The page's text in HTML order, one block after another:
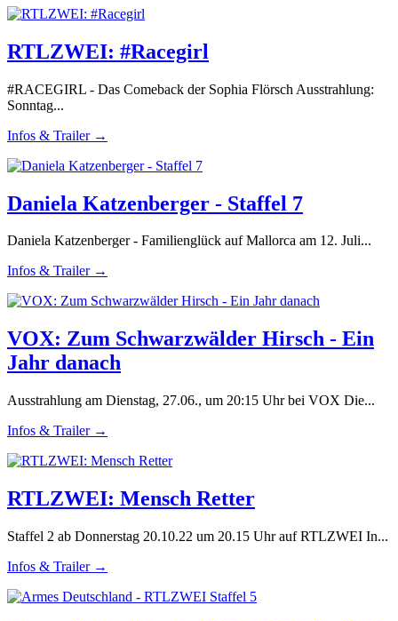
RTLZWEI: #Racegirl
#RACEGIRL - Das Comeback der Sophia Flörsch Ausstrahlung:
Sonntag...
Infos & Trailer →
Daniela Katzenberger - Staffel 7
Daniela Katzenberger - Familienglück auf Mallorca am 12. Juli...
Infos & Trailer →
VOX: Zum Schwarzwälder Hirsch - Ein
Jahr danach
Ausstrahlung am Dienstag, 27.06., um 20:15 Uhr bei VOX Die...
Infos & Trailer →
RTLZWEI: Mensch Retter
Staffel 2 ab Donnerstag 20.10.22 um 20.15 Uhr auf RTLZWEI In...
Infos & Trailer →